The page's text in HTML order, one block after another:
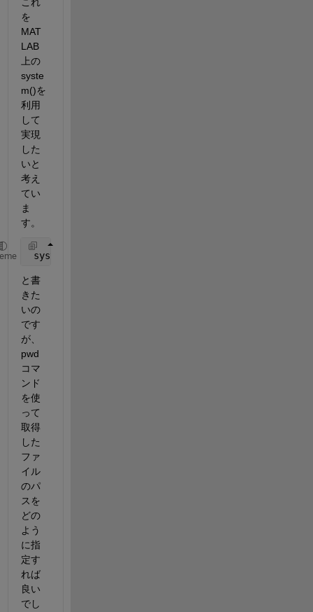
を
MAT
LAB
上の
syste
m()を
利用
して
実現
した
いと
考え
てい
ま
す。
system(cd/d
と書
きた
いの
です
が、
pwd
コマ
ンド
を使
って
取得
した
ファ
イル
のパ
スを
どの
よう
に指
定す
れば
良い
でし